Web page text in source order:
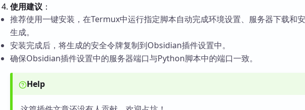
使用建议 ：
推荐使用一键安装，在Termux中运行指定脚本自动完成环境设置、服务器下载和
生成。
安装完成后，将生成的安全令牌复制到Obsidian插件设置中。
确保Obsidian插件设置中的服务器端口与Python脚本中的端口一致。
Help